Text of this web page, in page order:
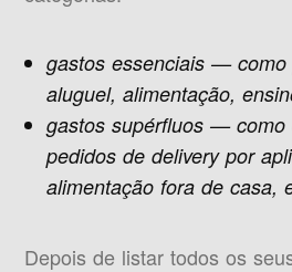
gastos essenciais — como
aluguel, alimentação,
gastos supérfluos — como
pedidos de delivery por
alimentação fora de casa,
Depois de listar todos os